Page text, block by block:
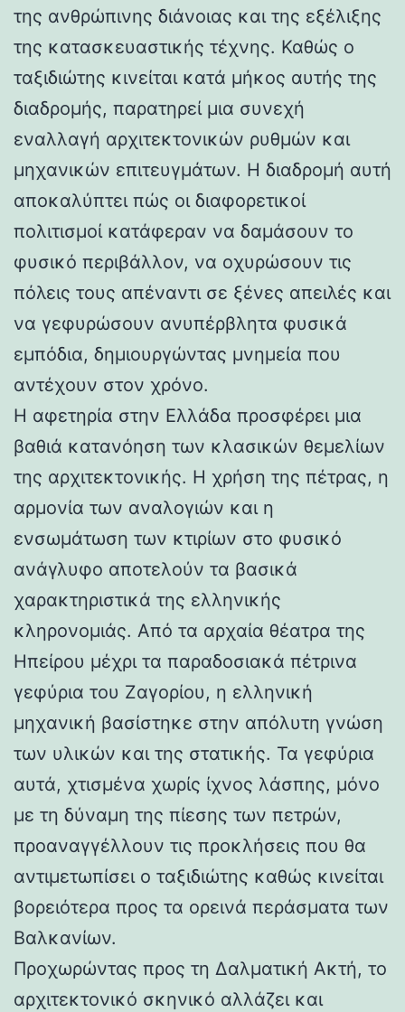
της ανθρώπινης διάνοιας και της εξέλιξης
της κατασκευαστικής τέχνης. Καθώς ο
ταξιδιώτης κινείται κατά μήκος αυτής της
διαδρομής, παρατηρεί μια συνεχή
εναλλαγή αρχιτεκτονικών ρυθμών και
μηχανικών επιτευγμάτων. Η διαδρομή αυτή
αποκαλύπτει πώς οι διαφορετικοί
πολιτισμοί κατάφεραν να δαμάσουν το
φυσικό περιβάλλον, να οχυρώσουν τις
πόλεις τους απέναντι σε ξένες απειλές και
να γεφυρώσουν ανυπέρβλητα φυσικά
εμπόδια, δημιουργώντας μνημεία που
αντέχουν στον χρόνο.
Η αφετηρία στην Ελλάδα προσφέρει μια
βαθιά κατανόηση των κλασικών θεμελίων
της αρχιτεκτονικής. Η χρήση της πέτρας, η
αρμονία των αναλογιών και η
ενσωμάτωση των κτιρίων στο φυσικό
ανάγλυφο αποτελούν τα βασικά
χαρακτηριστικά της ελληνικής
κληρονομιάς. Από τα αρχαία θέατρα της
Ηπείρου μέχρι τα παραδοσιακά πέτρινα
γεφύρια του Ζαγορίου, η ελληνική
μηχανική βασίστηκε στην απόλυτη γνώση
των υλικών και της στατικής. Τα γεφύρια
αυτά, χτισμένα χωρίς ίχνος λάσπης, μόνο
με τη δύναμη της πίεσης των πετρών,
προαναγγέλλουν τις προκλήσεις που θα
αντιμετωπίσει ο ταξιδιώτης καθώς κινείται
βορειότερα προς τα ορεινά περάσματα των
Βαλκανίων.
Προχωρώντας προς τη Δαλματική Ακτή, το
αρχιτεκτονικό σκηνικό αλλάζει και